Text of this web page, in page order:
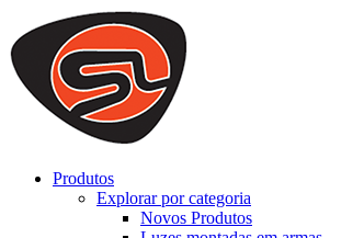
We use cookies to ensure that we provide you
you a better experience. To learn more or to find
ACCEPT AND CLOSE
Produtos
Explorar por categoria
Novos Produtos